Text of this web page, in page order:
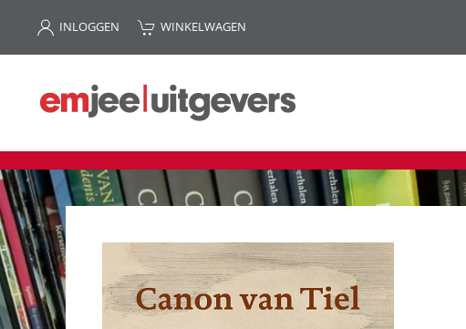
Terug naar hoofdinhoud
INLOGGEN WINKELWAGEN